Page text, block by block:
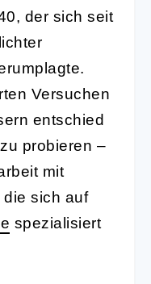
der sich seit
Versuchen
entschied
probieren –
mit
sich auf
spezialisiert